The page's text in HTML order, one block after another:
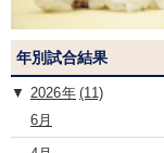
年別試合結果
2026
(11)
6月